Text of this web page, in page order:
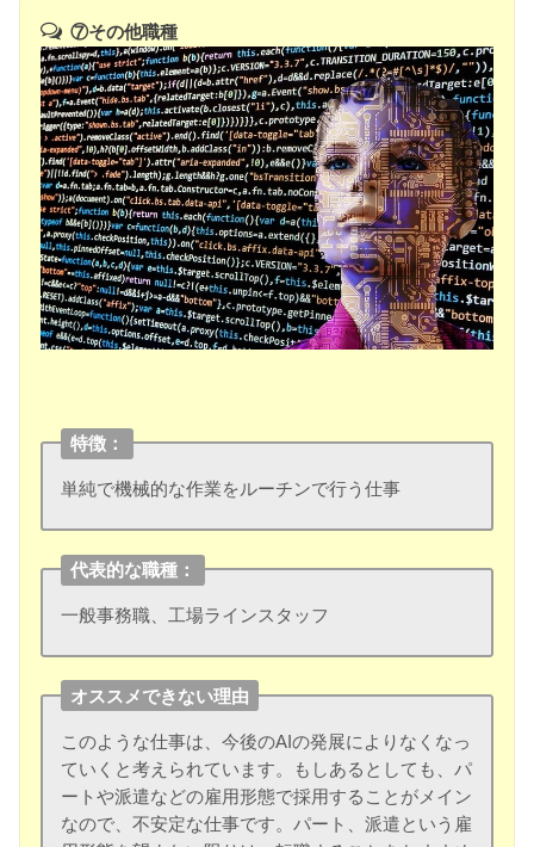
⑦その他職種
特徴：
単純で機械的な作業をルーチンで行う仕事
代表的な職種：
一般事務職、工場ラインスタッフ
オススメできない理由
このような仕事は、今後のAIの発展によりなくなっ
ていくと考えられています。もしあるとしても、パ
ートや派遣などの雇用形態で採用することがメイン
なので、不安定な仕事です。パート、派遣という雇